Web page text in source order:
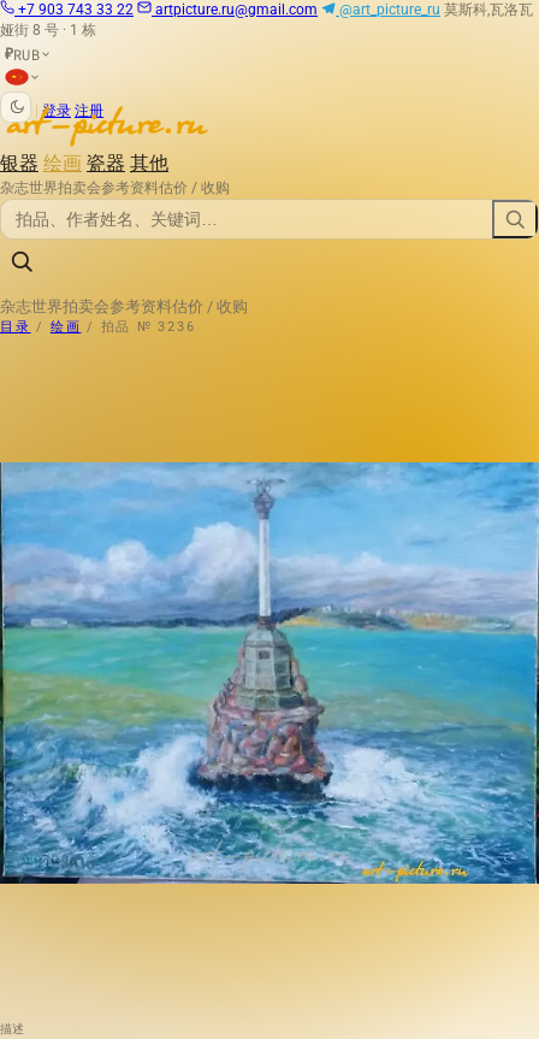
+7 903 743 33 22 artpicture.ru@gmail.com @art_picture_ru 莫斯科,瓦洛瓦
娅街 8 号 · 1 栋
₽RUB
登录 注册
银器 绘画 瓷器 其他
杂志世界拍卖会参考资料估价 / 收购
杂志世界拍卖会参考资料估价 / 收购
目录 / 绘画 / 拍品 № 3236
描述